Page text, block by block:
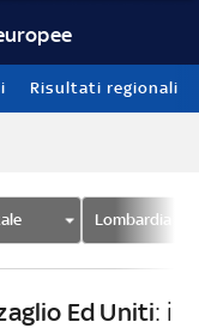
Risultati regionali
Lombardia
Ed Uniti: i